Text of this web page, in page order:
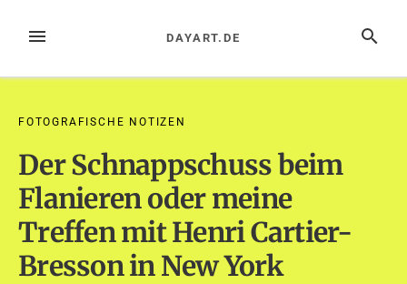
InhaltMENÜ SUCHE
DAYART.DE
FOTOGRAFISCHE NOTIZEN
Der Schnappschuss beim
Flanieren oder meine
Treffen mit Henri Cartier-
Bresson in New York